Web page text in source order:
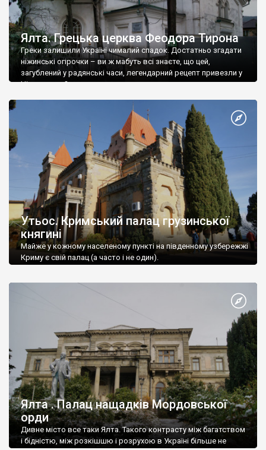
Ялта. Грецька церква Феодора Тирона
Греки залишили Україні чималий спадок. Достатньо згадати
ніжинські огірочки – ви ж мабуть всі знаєте, що цей,
загублений у радянські часи, легендарний рецепт привезли у
Ніжин греки?
Утьос. Кримський палац грузинської
княгині
Майже у кожному населеному пункті на південному узбережжі
Криму є свій палац (а часто і не один).
Ялта . Палац нащадків Мордовської
орди
Дивне місто все таки Ялта. Такого контрасту між багатством
і бідністю, між розкішшю і розрухою в Україні більше не